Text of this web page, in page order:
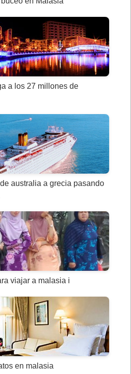
a los 27 millones de
australia a grecia pasando
viajar a malasia i
en malasia